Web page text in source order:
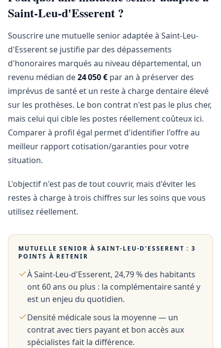
Saint-Leu-d'Esserent ?
Souscrire une mutuelle senior adaptée à Saint-Leu-
d'Esserent se justifie par des dépassements
d'honoraires marqués au niveau départemental, un
revenu médian de24 050 € par an à préserver des
imprévus de santé et un reste à charge dentaire élevé
sur les prothèses. Le bon contrat n'est pas le plus cher,
mais celui qui cible les postes réellement coûteux ici.
Comparer à profil égal permet d'identifier l'offre au
meilleur rapport cotisation/garanties pour votre
situation.
L'objectif n'est pas de tout couvrir, mais d'éviter les
restes à charge à trois chiffres sur les soins que vous
utilisez réellement.
MUTUELLE SENIOR ÀSAINT-LEU-D'ESSERENT : 3
POINTS À RETENIR
À Saint-Leu-d'Esserent, 24,79 % des habitants
ont 60 ans ou plus : la complémentaire santé y
est un enjeu du quotidien.
Densité médicale sous la moyenne — un
contrat avec tiers payant et bon accès aux
spécialistes fait la différence.